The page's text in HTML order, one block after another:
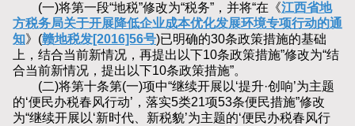
(一)将第一段“地税”修改为“税务”，并将“在《江西省地
方税务局关于开展降低企业成本优化发展环境专项行动的通
知》(赣地税发[2016]56号)已明确的30条政策措施的基础
上，结合当前新情况，再提出以下10条政策措施”修改为“结
合当前新情况，提出以下10条政策措施”。
(二)将第十条第(一)项中“继续开展以‘提升·创响’为主题
的‘便民办税春风行动’，落实5类21项53条便民措施”修改
为“继续开展以‘新时代、新税貌’为主题的‘便民办税春风行